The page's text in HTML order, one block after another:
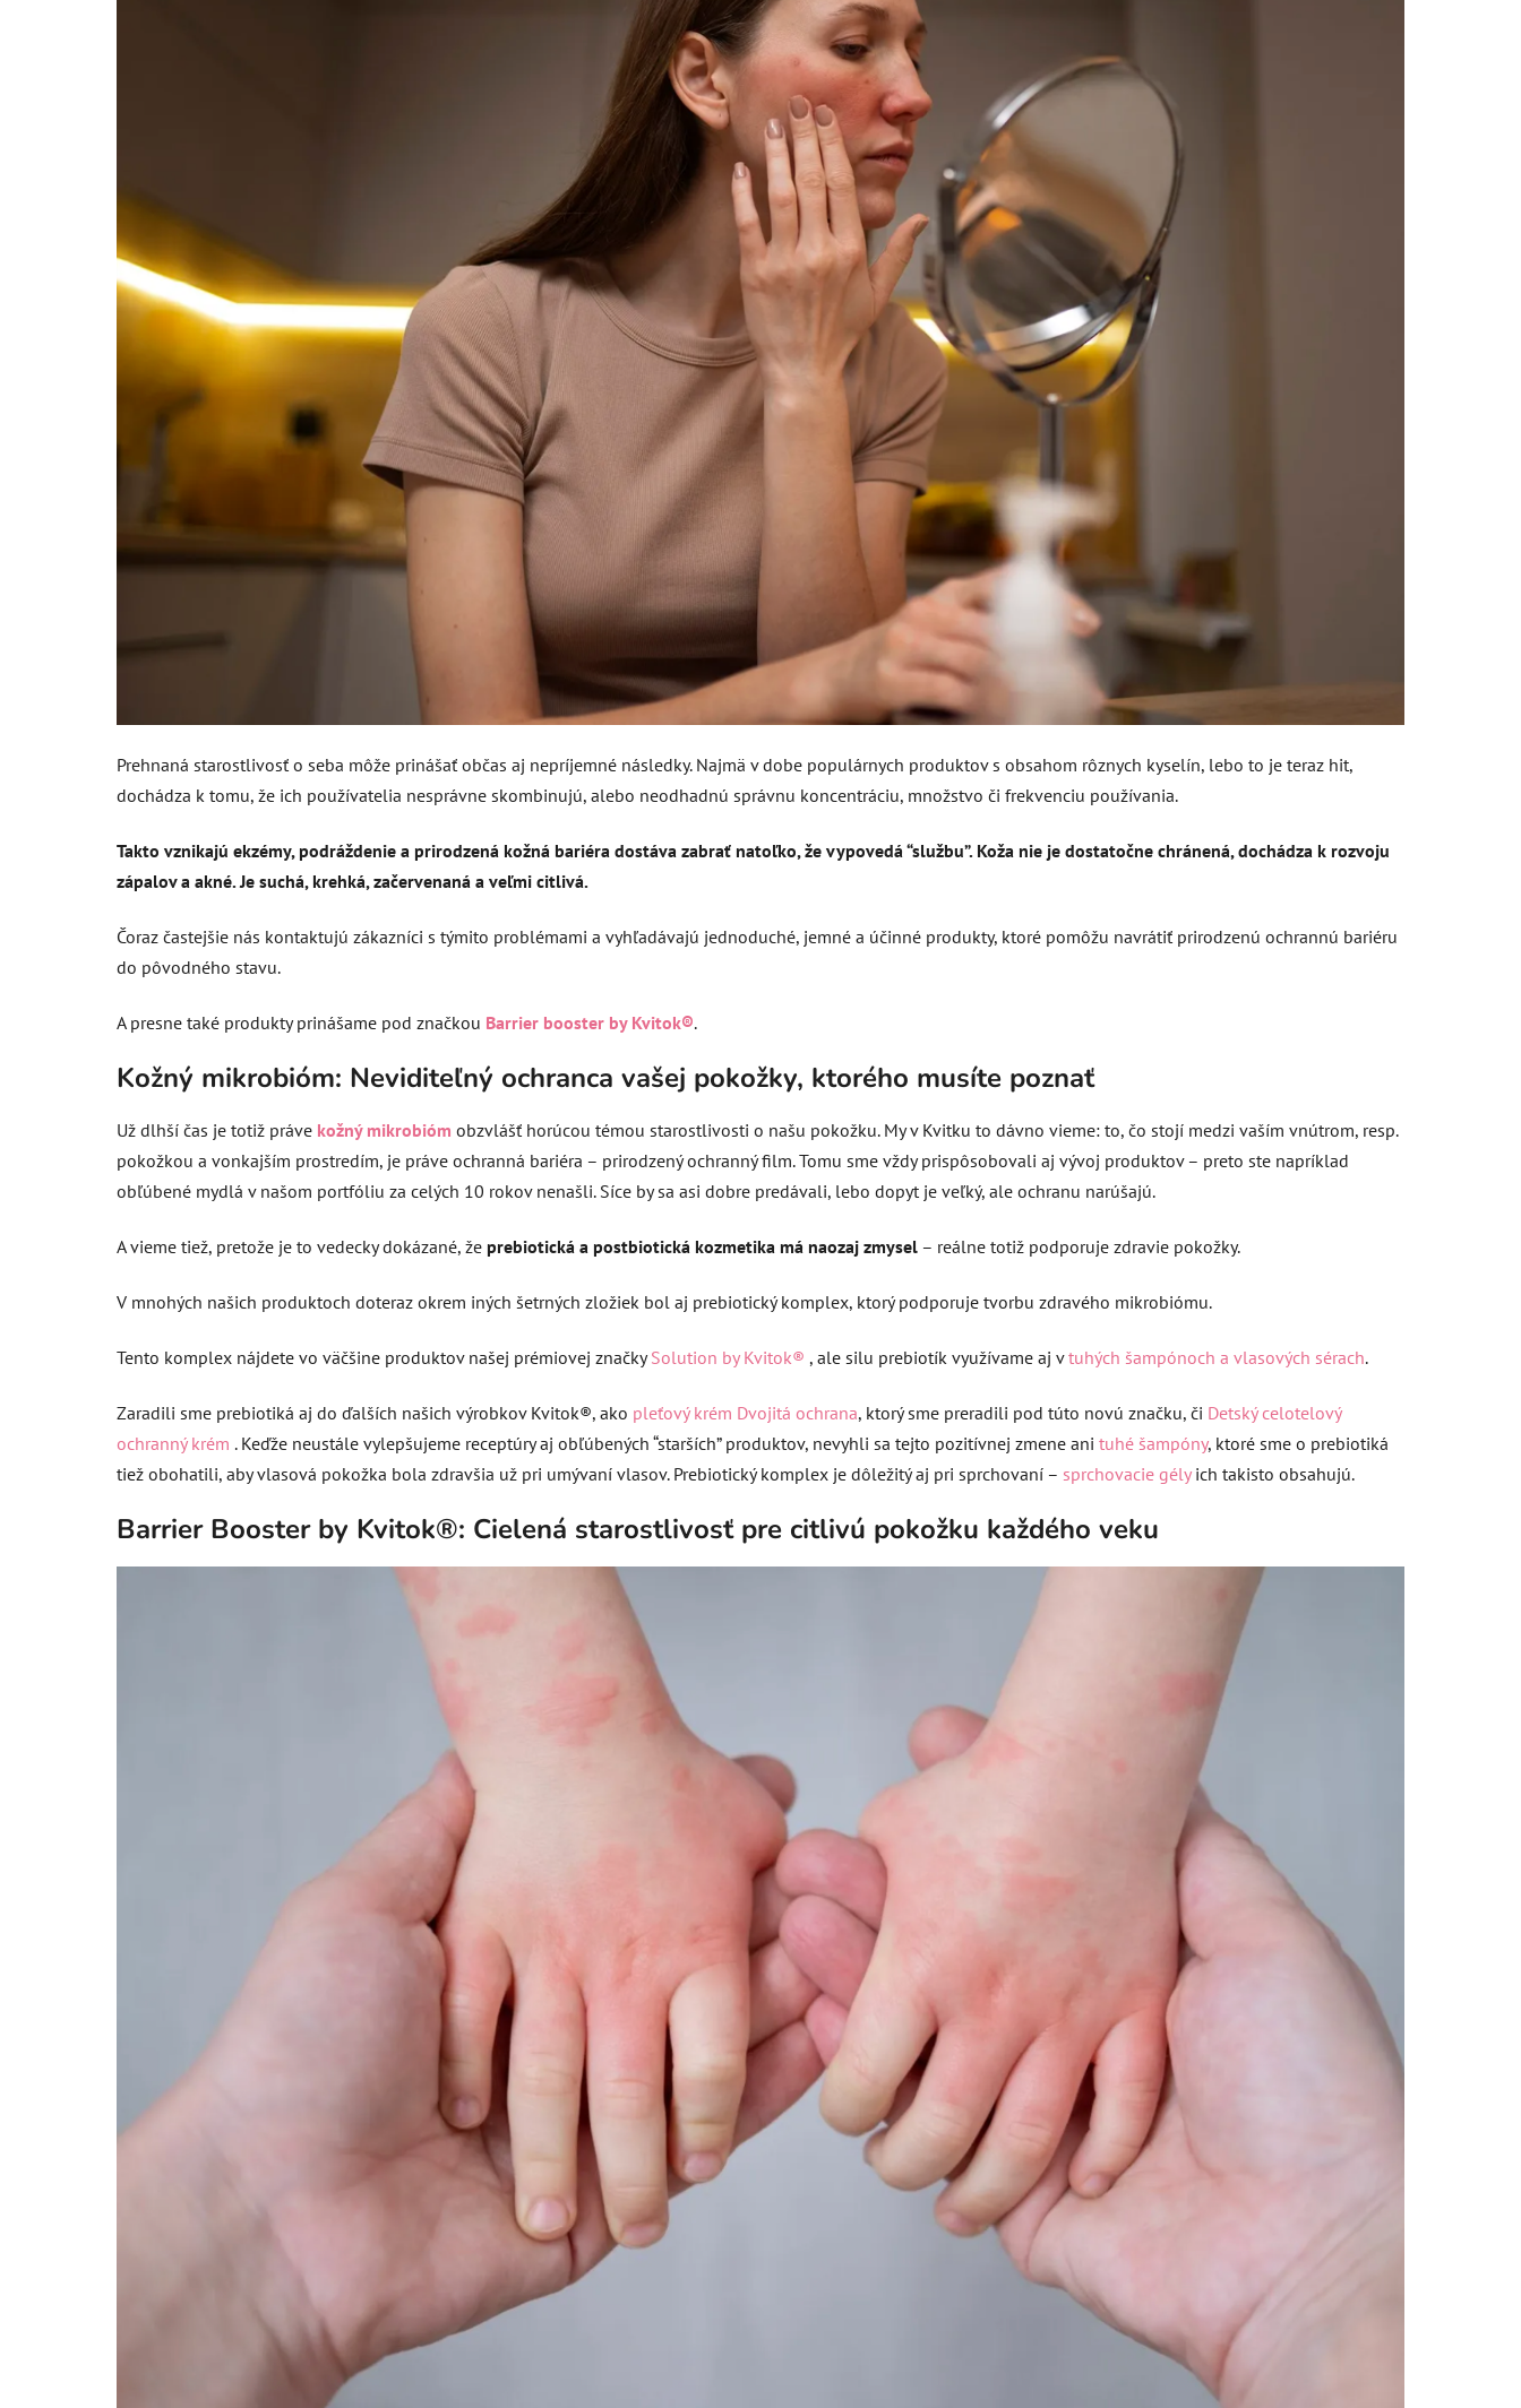
Prehnaná starostlivosť o seba môže prinášať občas aj nepríjemné následky. Najmä v dobe populárnych produktov s obsahom rôznych kyselín, lebo to je teraz hit,
dochádza k tomu, že ich používatelia nesprávne skombinujú, alebo neodhadnú správnu koncentráciu, množstvo či frekvenciu používania.
Takto vznikajú ekzémy, podráždenie a prirodzená kožná bariéra dostáva zabrať natoľko, že vypovedá “službu”. Koža nie je dostatočne chránená, dochádza k rozvoju
zápalov a akné. Je suchá, krehká, začervenaná a veľmi citlivá.
Čoraz častejšie nás kontaktujú zákazníci s týmito problémami a vyhľadávajú jednoduché, jemné a účinné produkty, ktoré pomôžu navrátiť prirodzenú ochrannú bariéru
do pôvodného stavu.
A presne také produkty prinášame pod značkou Barrier booster by Kvitok®.
Kožný mikrobióm: Neviditeľný ochranca vašej pokožky, ktorého musíte poznať
Už dlhší čas je totiž práve kožný mikrobióm obzvlášť horúcou témou starostlivosti o našu pokožku. My v Kvitku to dávno vieme: to, čo stojí medzi vaším vnútrom, resp.
pokožkou a vonkajším prostredím, je práve ochranná bariéra – prirodzený ochranný film. Tomu sme vždy prispôsobovali aj vývoj produktov – preto ste napríklad
obľúbené mydlá v našom portfóliu za celých 10 rokov nenašli. Síce by sa asi dobre predávali, lebo dopyt je veľký, ale ochranu narúšajú.
A vieme tiež, pretože je to vedecky dokázané, že prebiotická a postbiotická kozmetika má naozaj zmysel – reálne totiž podporuje zdravie pokožky.
V mnohých našich produktoch doteraz okrem iných šetrných zložiek bol aj prebiotický komplex, ktorý podporuje tvorbu zdravého mikrobiómu.
Tento komplex nájdete vo väčšine produktov našej prémiovej značky Solution by Kvitok® , ale silu prebiotík využívame aj v tuhých šampónoch a vlasových sérach.
Zaradili sme prebiotiká aj do ďalších našich výrobkov Kvitok®, ako pleťový krém Dvojitá ochrana, ktorý sme preradili pod túto novú značku, či Detský celotelový
ochranný krém . Keďže neustále vylepšujeme receptúry aj obľúbených “starších” produktov, nevyhli sa tejto pozitívnej zmene ani tuhé šampóny, ktoré sme o prebiotiká
tiež obohatili, aby vlasová pokožka bola zdravšia už pri umývaní vlasov. Prebiotický komplex je dôležitý aj pri sprchovaní – sprchovacie gély ich takisto obsahujú.
Barrier Booster by Kvitok®: Cielená starostlivosť pre citlivú pokožku každého veku